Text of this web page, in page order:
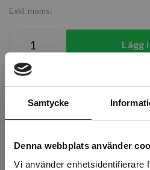
Samtycke
Denna webbplats använder
Vi använder enhetsidentifierare
Exkl. moms:
Lägg
Snabba leveranser
Över 30 år i branschen!